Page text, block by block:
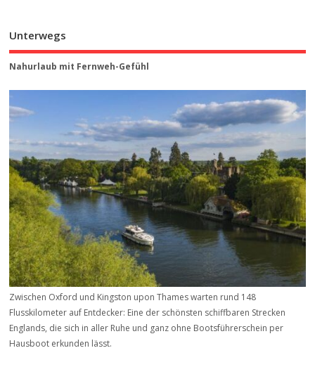
Unterwegs
Nahurlaub mit Fernweh-Gefühl
Zwischen Oxford und Kingston upon Thames warten rund 148
Flusskilometer auf Entdecker: Eine der schönsten schiffbaren Strecken
Englands, die sich in aller Ruhe und ganz ohne Bootsführerschein per
Hausboot erkunden lässt.